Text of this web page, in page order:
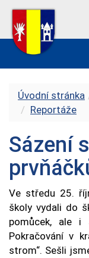
Úvodní stránka
Reportáže
Sázení
Ve středu 25.
školy vydali do
pomůcek, ale i
Pokračování v
strom“. Sešli